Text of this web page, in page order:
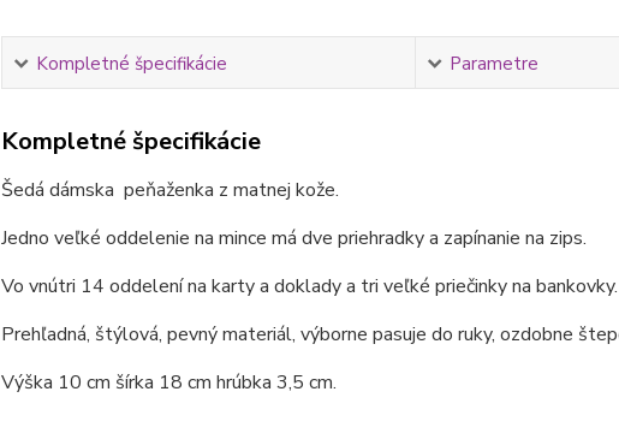
Kompletné špecifikácie Parametre
Kompletné špecifikácie
Šedá dámska peňaženka z matnej kože.
Jedno veľké oddelenie na mince má dve priehradky a zapínanie na zips.
Vo vnútri 14 oddelení na karty a doklady a tri veľké priečinky na bankovky.
Prehľadná, štýlová, pevný materiál, výborne pasuje do ruky, ozdobne
Výška 10 cm šírka 18 cm hrúbka 3,5 cm.